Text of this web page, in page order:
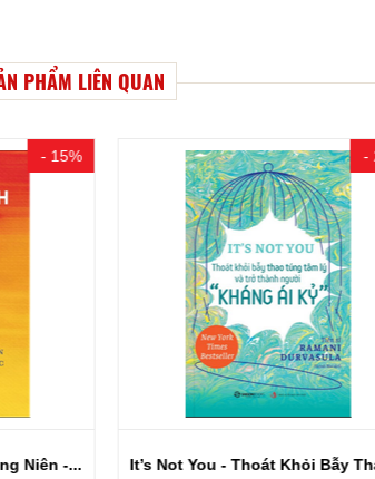
PHẨM LIÊN QUAN
- 15%
-...
- 20%
It’s Not You - Thoát Khỏi Bẫy Thao...